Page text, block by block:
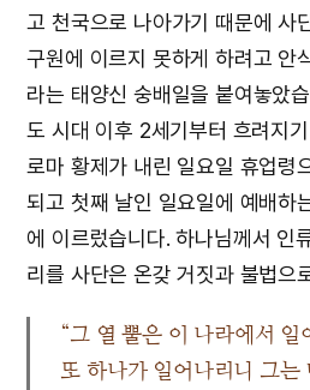
고 천국으로 나아가기 때문에 사
구원에 이르지 못하게 하려고 안
라는 태양신 숭배일을 붙여놓았
도 시대 이후 2세기부터 흐려지
로마 황제가 내린 일요일 휴업령
되고 첫째 날인 일요일에 예배하
에 이르렀습니다. 하나님께서 인
리를 사단은 온갖 거짓과 불법으
“그 열 뿔은 이 나라에서
또 하나가 일어나리니 그는